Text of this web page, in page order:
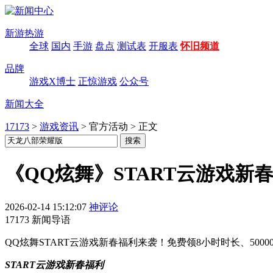
新游热游
全球 国内 手游 盘点 测试表 开服表 怀旧频道
品牌
游戏X博士 正惊游戏 公众号
新闻大全
17173 > 游戏资讯 > 官方活动 > 正文
《QQ炫舞》START云游戏新
2026-02-14 15:12:07 神评论
17173 新闻导语
QQ炫舞START云游戏新春福利来袭！免费领8小时时长、
START云游戏新春福利